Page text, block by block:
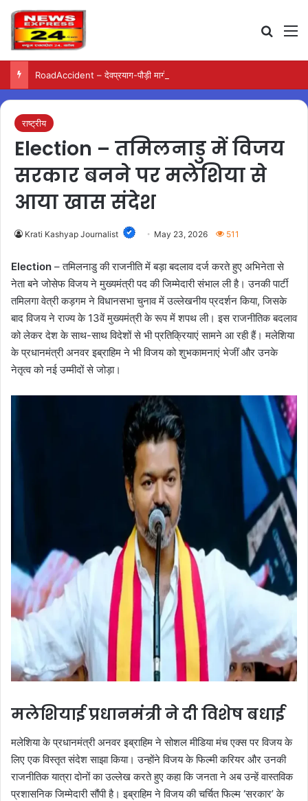
राष्ट्रीय
Election – तमिलनाडु में विजय
सरकार बनने पर मलेशिया से
आया खास संदेश
Krati Kashyap Journalist May 23, 2026 511
Election – तमिलनाडु की राजनीति में बड़ा बदलाव दर्ज करते हुए अभिनेता से
नेता बने जोसेफ विजय ने मुख्यमंत्री पद की जिम्मेदारी संभाल ली है। उनकी पार्टी
तमिलगा वेत्री कड़गम ने विधानसभा चुनाव में उल्लेखनीय प्रदर्शन किया, जिसके
बाद विजय ने राज्य के 13वें मुख्यमंत्री के रूप में शपथ ली। इस राजनीतिक बदलाव
को लेकर देश के साथ-साथ विदेशों से भी प्रतिक्रियाएं सामने आ रही हैं। मलेशिया
के प्रधानमंत्री अनवर इब्राहिम ने भी विजय को शुभकामनाएं भेजीं और उनके
नेतृत्व को नई उम्मीदों से जोड़ा।
मलेशियाई प्रधानमंत्री ने दी विशेष बधाई
मलेशिया के प्रधानमंत्री अनवर इब्राहिम ने सोशल मीडिया मंच एक्स पर विजय के
लिए एक विस्तृत संदेश साझा किया। उन्होंने विजय के फिल्मी करियर और उनकी
राजनीतिक यात्रा दोनों का उल्लेख करते हुए कहा कि जनता ने अब उन्हें वास्तविक
प्रशासनिक जिम्मेदारी सौंपी है। इब्राहिम ने विजय की चर्चित फिल्म ‘सरकार’ के